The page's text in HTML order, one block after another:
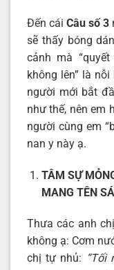
Đến cáiCâu số 3
sẽ thấy bóng
cảnh mà
không lên” là
người mới bắt
như thế, nên em
người cùng em
nan y này ạ.
TÂM SỰ
MANG TÊN
Thưa các anh
không ạ: Cơm
chị tự nhủ: “Tối